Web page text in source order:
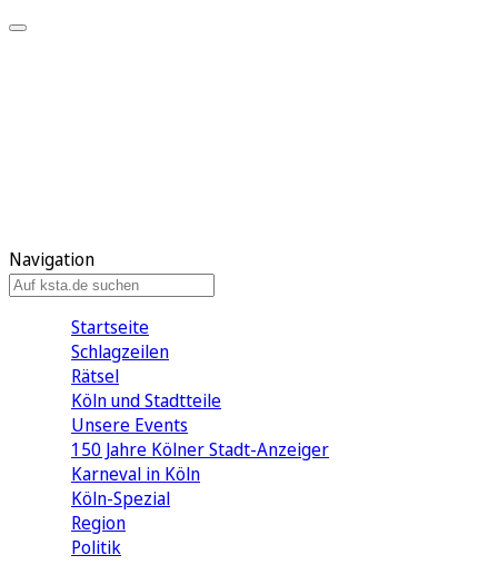
Navigation
Startseite
Schlagzeilen
Rätsel
Köln und Stadtteile
Unsere Events
150 Jahre Kölner Stadt-Anzeiger
Karneval in Köln
Köln-Spezial
Region
Politik